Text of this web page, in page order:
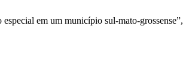
em um município sul-mato-grossense”,